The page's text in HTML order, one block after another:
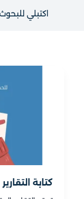
اكتبلي
كتابة التقارير